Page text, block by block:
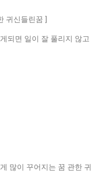
귀신들린꿈 ]
되면 일이 잘 풀리지 않고
많이 꾸어지는 꿈 관한 귀